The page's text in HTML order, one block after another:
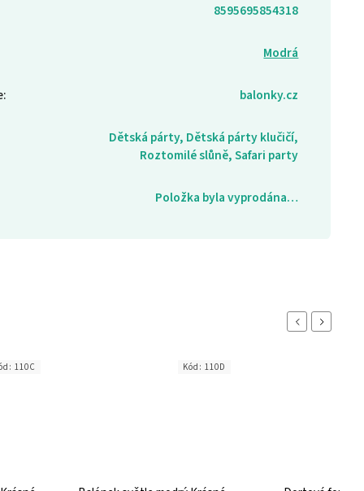
8595695854318
Modrá
: balonky.cz
Dětská párty, Dětská párty klučičí,
Roztomilé slůně, Safari party
Položka byla vyprodána…
Previous
110C Kód: 110D
Next